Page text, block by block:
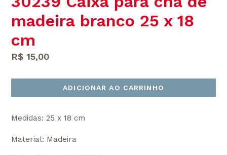
madeira branco 25 x 18
cm
Preço
R$ 15,00
ADICIONAR AO CARRINHO
Medidas: 25 x 18 cm
Material: Madeira